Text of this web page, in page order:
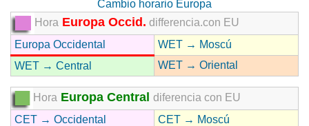
Cambio horario Europa
Hora Europa Occid. differencia.con EU
Europa Occidental
WET → Moscú
WET → Central
WET → Oriental
Hora Europa Central diferencia con EU
CET → Occidental
CET → Moscú